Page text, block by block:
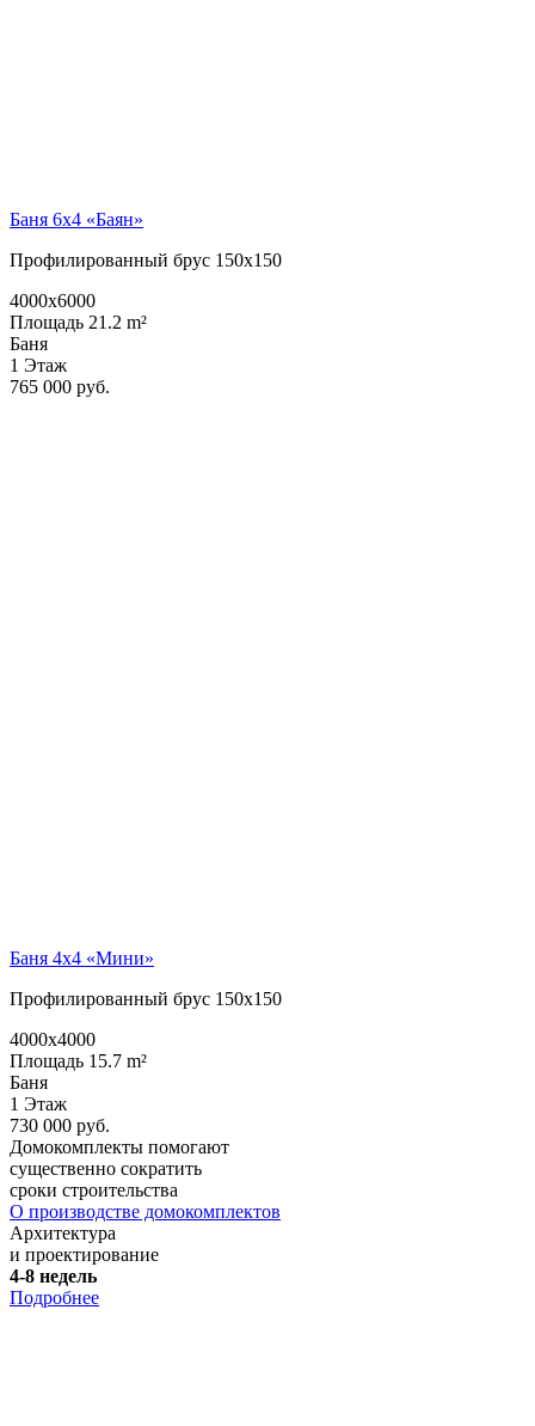
Баня 6х4 «Баян»
Профилированный брус 150х150
4000x6000
Площадь 21.2 m²
Баня
1 Этаж
765 000 руб.
Баня 4х4 «Мини»
Профилированный брус 150х150
4000x4000
Площадь 15.7 m²
Баня
1 Этаж
730 000 руб.
Домокомплекты помогают
существенно сократить
сроки строительства
О производстве домокомплектов
Архитектура
и проектирование
4-8 недель
Подробнее